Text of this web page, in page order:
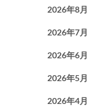
2026年8月
2026年7月
2026年6月
2026年5月
2026年4月